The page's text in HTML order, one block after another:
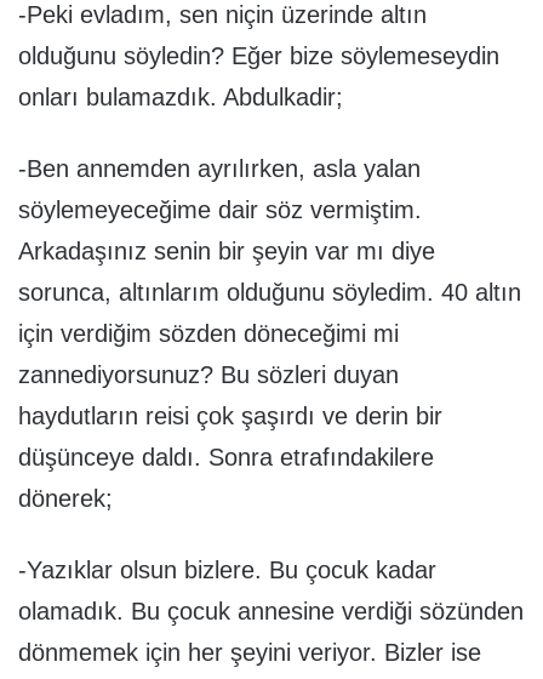
-Peki evladım, sen niçin üzerinde altın
olduğunu söyledin? Eğer bize söylemeseydin
onları bulamazdık. Abdulkadir;
-Ben annemden ayrılırken, asla yalan
söylemeyeceğime dair söz vermiştim.
Arkadaşınız senin bir şeyin var mı diye
sorunca, altınlarım olduğunu söyledim. 40 altın
için verdiğim sözden döneceğimi mi
zannediyorsunuz? Bu sözleri duyan
haydutların reisi çok şaşırdı ve derin bir
düşünceye daldı. Sonra etrafındakilere
dönerek;
-Yazıklar olsun bizlere. Bu çocuk kadar
olamadık. Bu çocuk annesine verdiği sözünden
dönmemek için her şeyini veriyor. Bizler ise